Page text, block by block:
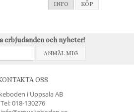
INFO KÖP
erbjudanden och nyheter!
ANMÄL MIG
OSS
i Uppsala AB
Tel:018-130276